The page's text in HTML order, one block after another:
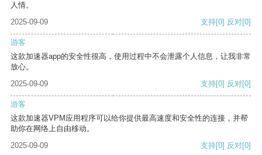
人情。
2025-09-09
支持[0] 反对[0]
游客
这款加速器app的安全性很高，使用过程中不会泄露个人信息，让我非常
放心。
2025-09-09
支持[0] 反对[0]
游客
这款加速器VPM应用程序可以给你提供最高速度和安全性的连接，并帮
助你在网络上自由移动。
2025-09-09
支持[0] 反对[0]